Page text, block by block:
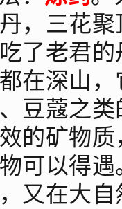
，三花
了老君
在深山
豆蔻之
的矿物
可以得
又在大